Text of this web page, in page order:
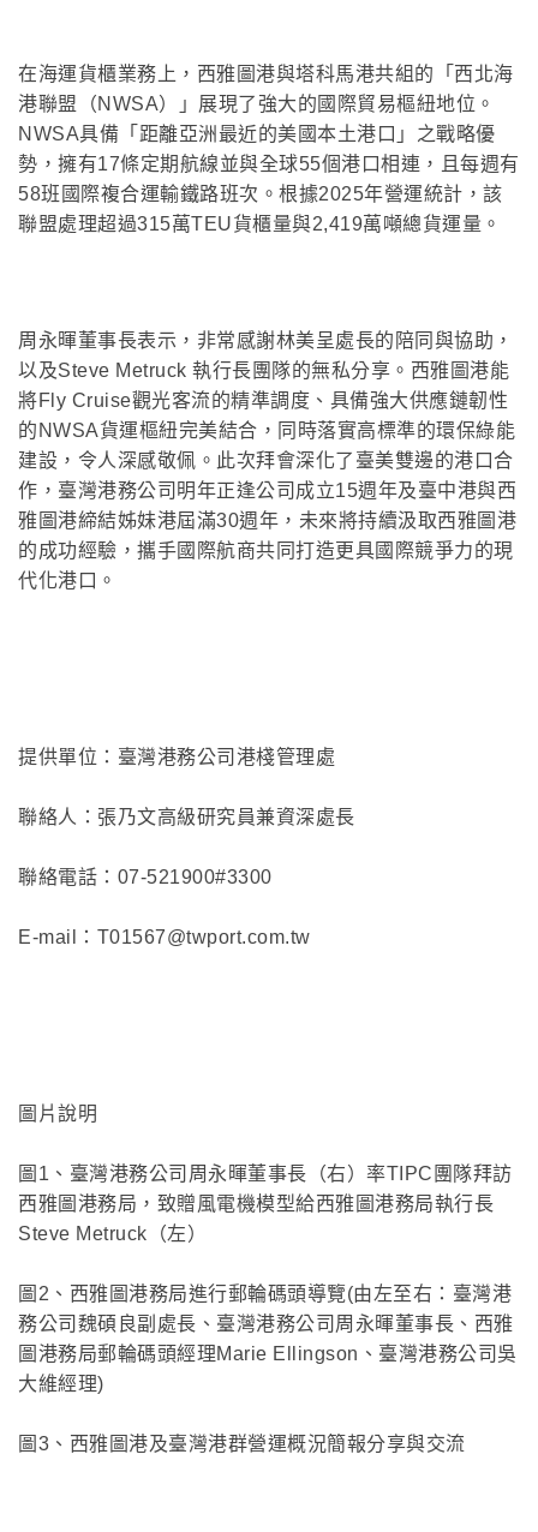
在海運貨櫃業務上，西雅圖港與塔科馬港共組的「西北海
港聯盟（NWSA）」展現了強大的國際貿易樞紐地位。
NWSA具備「距離亞洲最近的美國本土港口」之戰略優
勢，擁有17條定期航線並與全球55個港口相連，且每週有
58班國際複合運輸鐵路班次。根據2025年營運統計，該
聯盟處理超過315萬TEU貨櫃量與2,419萬噸總貨運量。
周永暉董事長表示，非常感謝林美呈處長的陪同與協助，
以及Steve Metruck 執行長團隊的無私分享。西雅圖港能
將Fly Cruise觀光客流的精準調度、具備強大供應鏈韌性
的NWSA貨運樞紐完美結合，同時落實高標準的環保綠能
建設，令人深感敬佩。此次拜會深化了臺美雙邊的港口合
作，臺灣港務公司明年正逢公司成立15週年及臺中港與西
雅圖港締結姊妹港屆滿30週年，未來將持續汲取西雅圖港
的成功經驗，攜手國際航商共同打造更具國際競爭力的現
代化港口。
提供單位：臺灣港務公司港棧管理處
聯絡人：張乃文高級研究員兼資深處長
聯絡電話：07-521900#3300
E-mail：T01567@twport.com.tw
圖片說明
圖1、臺灣港務公司周永暉董事長（右）率TIPC團隊拜訪
西雅圖港務局，致贈風電機模型給西雅圖港務局執行長
Steve Metruck（左）
圖2、西雅圖港務局進行郵輪碼頭導覽(由左至右：臺灣港
務公司魏碩良副處長、臺灣港務公司周永暉董事長、西雅
圖港務局郵輪碼頭經理Marie Ellingson、臺灣港務公司吳
大維經理)
圖3、西雅圖港及臺灣港群營運概況簡報分享與交流